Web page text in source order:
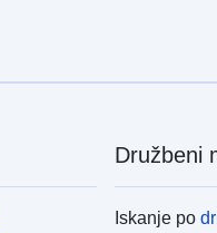
Družbeni
Iskanje po